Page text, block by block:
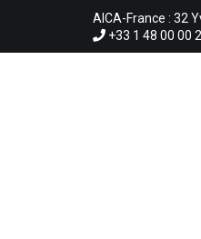
AICA-France : 32
+33 1 48 00 00